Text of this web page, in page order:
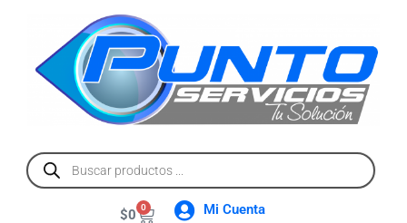
$0 0 Mi Cuenta